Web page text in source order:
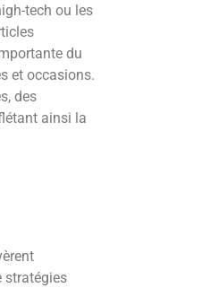
tech ou les
du
et occasions.
des
ainsi la
stratégies